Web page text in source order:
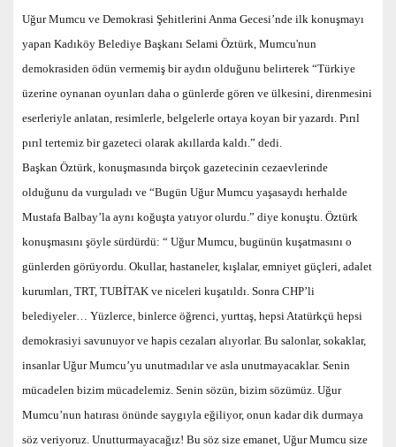
Uğur Mumcu ve Demokrasi Şehitlerini Anma Gecesi’nde ilk konuşmayı
yapan Kadıköy Belediye Başkanı Selami Öztürk, Mumcu'nun
demokrasiden ödün vermemiş bir aydın olduğunu belirterek “Türkiye
üzerine oynanan oyunları daha o günlerde gören ve ülkesini, direnmesini
eserleriyle anlatan, resimlerle, belgelerle ortaya koyan bir yazardı. Pırıl
pırıl tertemiz bir gazeteci olarak akıllarda kaldı.” dedi.
Başkan Öztürk, konuşmasında birçok gazetecinin cezaevlerinde
olduğunu da vurguladı ve “Bugün Uğur Mumcu yaşasaydı herhalde
Mustafa Balbay’la aynı koğuşta yatıyor olurdu.” diye konuştu. Öztürk
konuşmasını şöyle sürdürdü: “ Uğur Mumcu, bugünün kuşatmasını o
günlerden görüyordu. Okullar, hastaneler, kışlalar, emniyet güçleri, adalet
kurumları, TRT, TUBİTAK ve niceleri kuşatıldı. Sonra CHP’li
belediyeler… Yüzlerce, binlerce öğrenci, yurttaş, hepsi Atatürkçü hepsi
demokrasiyi savunuyor ve hapis cezaları alıyorlar. Bu salonlar, sokaklar,
insanlar Uğur Mumcu’yu unutmadılar ve asla unutmayacaklar. Senin
mücadelen bizim mücadelemiz. Senin sözün, bizim sözümüz. Uğur
Mumcu’nun hatırası önünde saygıyla eğiliyor, onun kadar dik durmaya
söz veriyoruz. Unutturmayacağız! Bu söz size emanet, Uğur Mumcu size